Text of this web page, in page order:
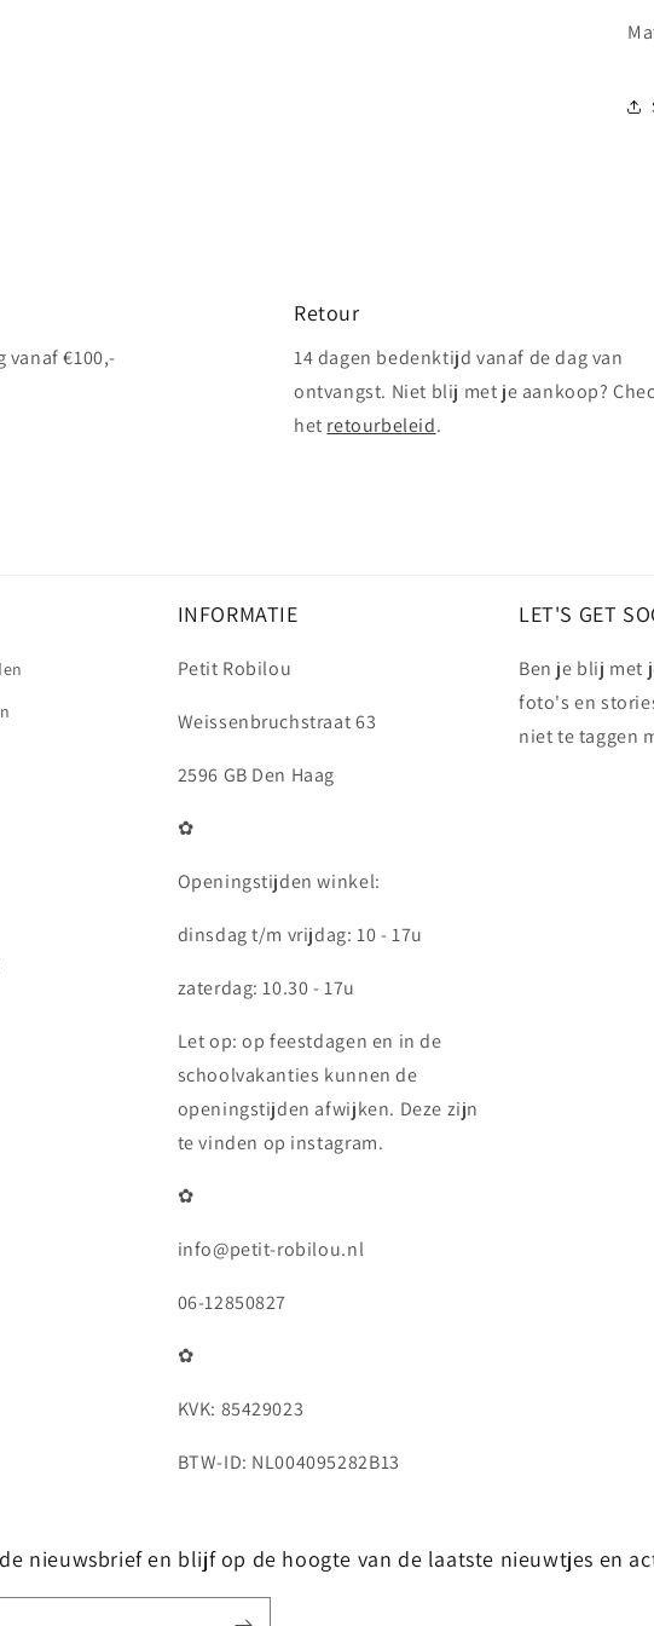
vanaf €100,-
Retour
14 dagen bedenktijd vanaf de dag van
ontvangst. Niet blij met je aankoop?
het retourbeleid.
INFORMATIE
Petit Robilou
Weissenbruchstraat 63
2596 GB Den Haag
✿
Openingstijden winkel:
dinsdag t/m vrijdag: 10 - 17u
zaterdag: 10.30 - 17u
Let op: op feestdagen en in de
schoolvakanties kunnen de
openingstijden afwijken. Deze zijn
te vinden op instagram.
✿
info@petit-robilou.nl
06-12850827
✿
KVK: 85429023
BTW-ID: NL004095282B13
LET'S GET
Ben je blij met
foto's en
niet te taggen
nieuwsbrief en blijf op de hoogte van de laatste nieuwtjes en